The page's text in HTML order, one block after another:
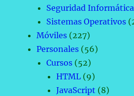
Seguridad Informática
Sistemas Operativos
Móviles (227)
Personales (56)
Cursos (52)
HTML (9)
JavaScript (8)